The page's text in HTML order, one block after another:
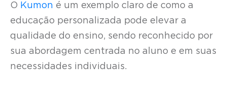
O Kumon é um exemplo claro de como a
educação personalizada pode elevar a
qualidade do ensino, sendo reconhecido por
sua abordagem centrada no aluno e em suas
necessidades individuais.